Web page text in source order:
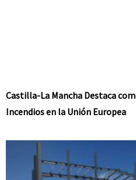
Castilla-La Mancha Destaca
Incendios en la Unión Europea